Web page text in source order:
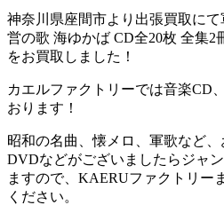
神奈川県座間市より出張買取に
営の歌 海ゆかば CD全20枚 全集2
をお買取しました！
カエルファクトリーでは音楽CD
おります！
昭和の名曲、懐メロ、軍歌など
DVDなどがございましたらジャ
ますので、KAERUファクトリー
ください。